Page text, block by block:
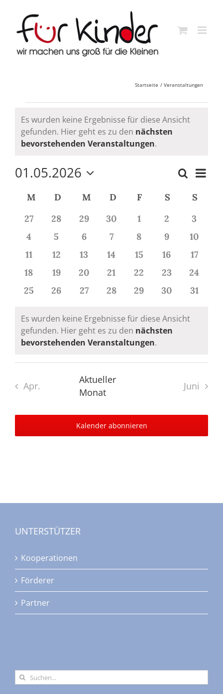
content
Startseite Veranstaltungen
Veranstaltungen
Hinweis
Es wurden keine Ergebnisse für diese Ansicht
gefunden. Hier geht es zu den nächsten
bevorstehenden Veranstaltungen.
Such-
und
Suche
Monat
01.05.2026
wählen.
Kalender
von
Veranstaltungen
M MONTAG
D DIENSTAG
M MITTWOCH
D DONNERSTAG
F FREITAG
S SAMSTAG
S
0
Veranstaltungen
27
0
Veranstaltungen
28
0
Veranstaltungen
29
0
Veranstaltungen
30
0
Veranstaltungen
1
0
2
0
3
0
Veranstaltungen
4
0
Veranstaltungen
5
0
Veranstaltungen
6
0
Veranstaltungen
7
0
Veranstaltungen
8
0
9
0
10
0
Veranstaltungen
11
0
Veranstaltungen
12
0
Veranstaltungen
13
0
Veranstaltungen
14
0
Veranstaltungen
15
0
16
0
17
0
Veranstaltungen
18
0
Veranstaltungen
19
0
Veranstaltungen
20
0
Veranstaltungen
21
0
Veranstaltungen
22
0
23
0
24
0
25
0
26
0
27
0
28
0
29
0
30
0
31
Hinweis
Es wurden keine Ergebnisse für diese Ansicht
gefunden. Hier geht es zu den nächsten
bevorstehenden Veranstaltungen.
Apr.
Aktueller
Monat
Juni
Kalender abonnieren
UNTERSTÜTZER
Kooperationen
Förderer
Partner
Suche
nach: